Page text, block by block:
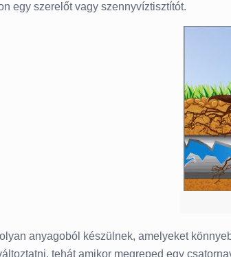
egy szerelőt vagy szennyvíztisztítót.
anyagoból készülnek, amelyeket
tehát amikor megreped egy